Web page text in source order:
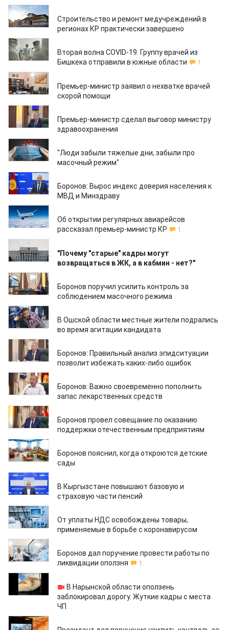
30.09.2020
Строительство и ремонт медучреждений в
регионах КР практически завершено
30.09.2020
Вторая волна COVID-19. Группу врачей из
Бишкека отправили в южные области
1
30.09.2020
Премьер-министр заявил о нехватке врачей
скорой помощи
29.09.2020
Премьер-министр сделал выговор министру
здравоохранения
23.09.2020
"Люди забыли тяжелые дни, забыли про
масочный режим"
23.09.2020
Боронов: Вырос индекс доверия населения к
МВД и Минздраву
23.09.2020
Об открытии регулярных авиарейсов
рассказал премьер-министр КР
1
22.09.2020
"Почему "старые" кадры могут
возвращаться в ЖК, а в кабмин - нет?"
21.09.2020
Боронов поручил усилить контроль за
соблюдением масочного режима
21.09.2020
В Ошской области местные жители подрались
во время агитации кандидата
19.09.2020
Боронов: Правильный анализ эпидситуации
позволит избежать каких-либо ошибок
19.09.2020
Боронов: Важно своевременно пополнить
запас лекарственных средств
16.09.2020
Боронов провел совещание по оказанию
поддержки отечественным предприятиям
15.09.2020
Боронов пояснил, когда откроются детские
сады
15.09.2020
В Кыргызстане повышают базовую и
страховую части пенсий
15.09.2020
От уплаты НДС освобождены товары,
применяемые в борьбе с коронавирусом
15.09.2020
Боронов дал поручение провести работы по
ликвидации оползня
1
14.09.2020
В Нарынской области оползень
заблокировал дорогу. Жуткие кадры с места
ЧП
14.09.2020